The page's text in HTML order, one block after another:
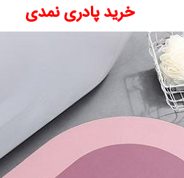
خرید پادری نمدی